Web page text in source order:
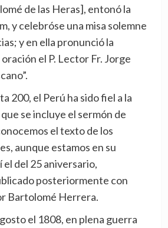
de las Heras], entonó la
y celebróse una misa solemne
y en ella pronunció la
el P. Lector Fr. Jorge
200, el Perú ha sido fiel a la
se incluye el sermón de
el texto de los
aunque estamos en su
el del 25 aniversario,
posteriormente con
Bartolomé Herrera.
el 1808, en plena guerra